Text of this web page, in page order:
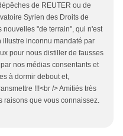
de REUTER ou de
Syrien des Droits de
"de terrain", qui n'est
illustre inconnu mandaté par
pour nous distiller de fausses
nos médias consentants et
à dormir debout et,
!!!<br /> Amitiés très
raisons que vous connaissez.